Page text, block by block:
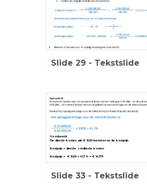
Slide 29 - Tekstslide
Voorbeeld:
De directe kosten zijn € 10,00 bereken nu de kostprijs
Kostprijs = directe + indirecte kosten
Kostprijs = € 10,00 + 41,7% = € 14,17!!
Slide 33 - Tekstslide